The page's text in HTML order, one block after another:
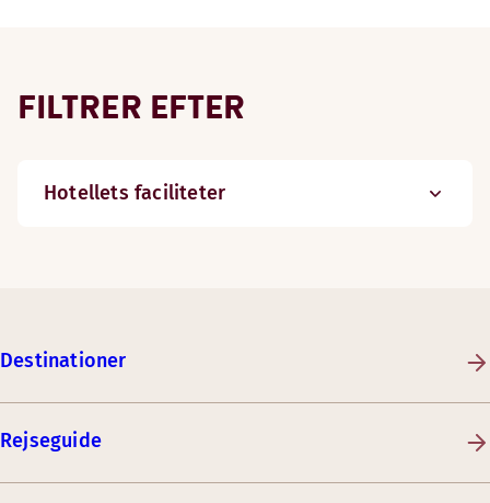
FILTRER EFTER
Hotellets faciliteter
Destinationer
Rejseguide